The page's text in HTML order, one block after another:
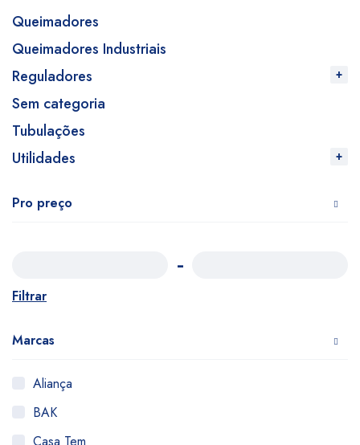
Queimadores
Queimadores Industriais
Reguladores
Sem categoria
Tubulações
Utilidades
Pro preço
Filtrar
Marcas
Aliança
BAK